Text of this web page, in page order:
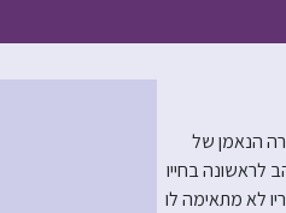
הנאמן של
לראשונה בחייו
לא מתאימה לו